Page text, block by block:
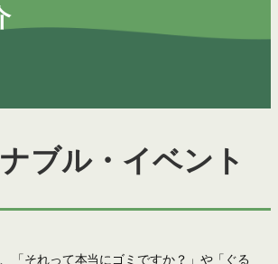
ブル・イベント
「それって本当にゴミですか？」や「ぐる